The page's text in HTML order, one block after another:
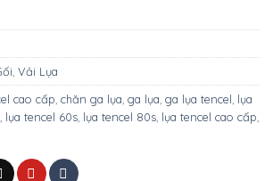
Vải Lụa
cao cấp chăn ga lụa ga lụa ga lụa tencel lụa
lụa tencel 60s lụa tencel 80s lụa tencel cao cấp